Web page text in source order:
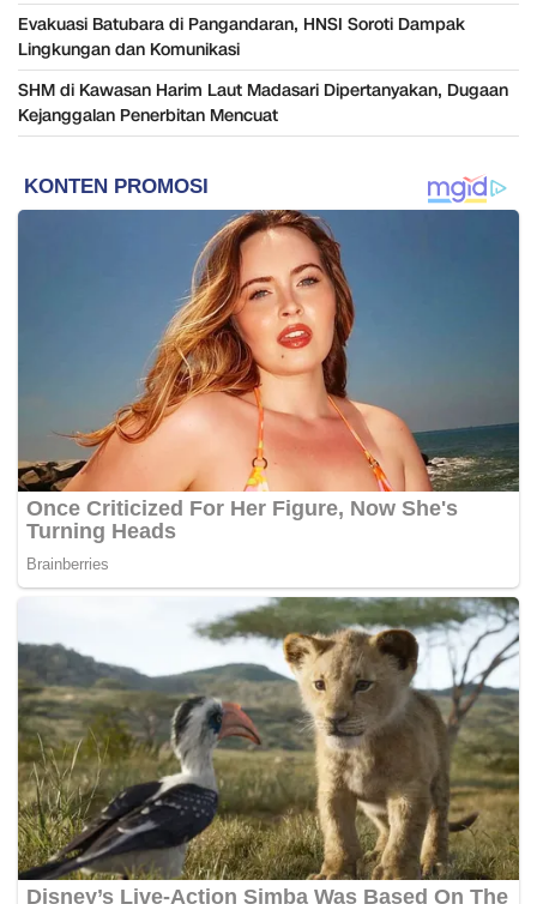
Evakuasi Batubara di Pangandaran, HNSI Soroti Dampak
Lingkungan dan Komunikasi
SHM di Kawasan Harim Laut Madasari Dipertanyakan, Dugaan
Kejanggalan Penerbitan Mencuat